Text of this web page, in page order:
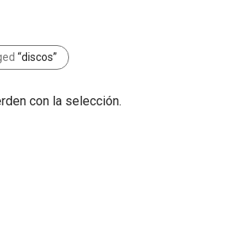
“discos”
con la selección.